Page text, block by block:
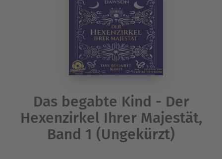
Das begabte Kind - Der
Hexenzirkel Ihrer Majestät,
Band 1 (Ungekürzt)